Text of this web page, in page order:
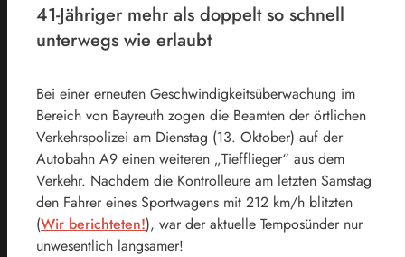
41-Jähriger mehr als doppelt so schnell
unterwegs wie erlaubt
Bei einer erneuten Geschwindigkeitsüberwachung im
Bereich von Bayreuth zogen die Beamten der örtlichen
Verkehrspolizei am Dienstag (13. Oktober) auf der
Autobahn A9 einen weiteren „Tiefflieger“ aus dem
Verkehr. Nachdem die Kontrolleure am letzten Samstag
den Fahrer eines Sportwagens mit 212 km/h blitzten
(Wir berichteten!), war der aktuelle Temposünder nur
unwesentlich langsamer!